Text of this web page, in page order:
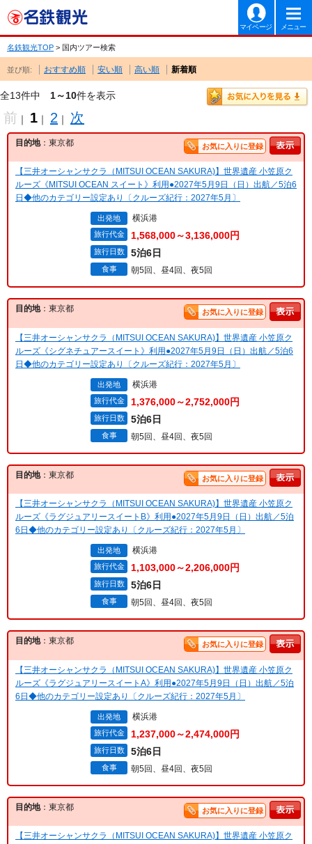
マイページ メニュー
名鉄観光TOP > 国内ツアー検索
並び順: おすすめ順 安い順 高い順 新着順
全13件中 1～10件を表示
前 ｜ 1 ｜ 2 ｜ 次
目的地：東京都 お気に入りに登録
【三井オーシャンサクラ（MITSUI OCEAN SAKURA)】世界遺産 小笠原ク
ルーズ《MITSUI OCEAN スイート》利用●2027年5月9日（日）出航／5泊6
日◆他のカテゴリー設定あり〔クルーズ紀行：2027年5月〕
出発地 横浜港
旅行代金 1,568,000～3,136,000円
旅行日数 5泊6日
食事 朝5回、昼4回、夜5回
目的地：東京都 お気に入りに登録
【三井オーシャンサクラ（MITSUI OCEAN SAKURA)】世界遺産 小笠原ク
ルーズ《シグネチュアースイート》利用●2027年5月9日（日）出航／5泊6
日◆他のカテゴリー設定あり〔クルーズ紀行：2027年5月〕
出発地 横浜港
旅行代金 1,376,000～2,752,000円
旅行日数 5泊6日
食事 朝5回、昼4回、夜5回
目的地：東京都 お気に入りに登録
【三井オーシャンサクラ（MITSUI OCEAN SAKURA)】世界遺産 小笠原ク
ルーズ《ラグジュアリースイートB》利用●2027年5月9日（日）出航／5泊
6日◆他のカテゴリー設定あり〔クルーズ紀行：2027年5月〕
出発地 横浜港
旅行代金 1,103,000～2,206,000円
旅行日数 5泊6日
食事 朝5回、昼4回、夜5回
目的地：東京都 お気に入りに登録
【三井オーシャンサクラ（MITSUI OCEAN SAKURA)】世界遺産 小笠原ク
ルーズ《ラグジュアリースイートA》利用●2027年5月9日（日）出航／5泊
6日◆他のカテゴリー設定あり〔クルーズ紀行：2027年5月〕
出発地 横浜港
旅行代金 1,237,000～2,474,000円
旅行日数 5泊6日
食事 朝5回、昼4回、夜5回
目的地：東京都 お気に入りに登録
【三井オーシャンサクラ（MITSUI OCEAN SAKURA)】世界遺産 小笠原ク